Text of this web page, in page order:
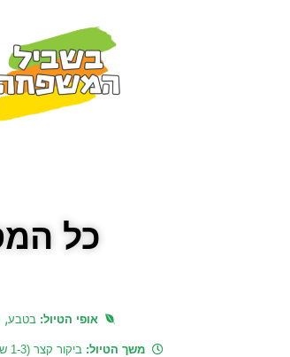
כל
אופי הטיול: בטבע,
משך הטיול: ביקור קצר (1-3 שעות)